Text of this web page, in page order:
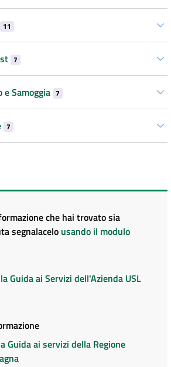
11
7
Samoggia 7
7
che hai trovato sia
segnalacelo usando il modulo
Guida ai Servizi dell'Azienda USL
Guida ai servizi della Regione